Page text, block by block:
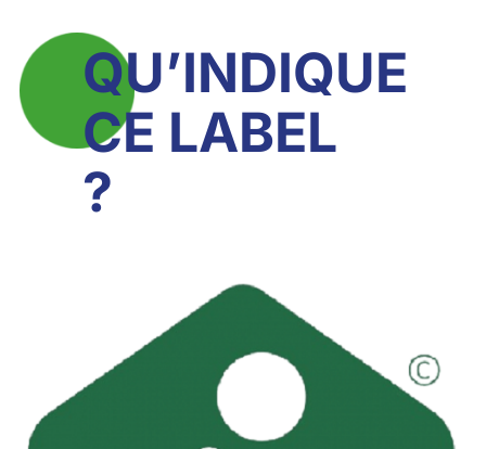
QU’INDIQUE
CE LABEL
?